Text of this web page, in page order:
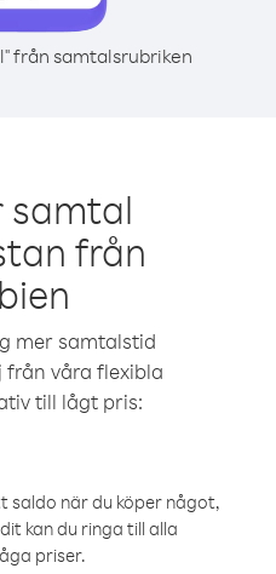
från samtalsrubriken
samtal
från
mer samtalstid
från våra flexibla
till lågt pris:
saldo när du köper något,
kan du ringa till alla
priser.